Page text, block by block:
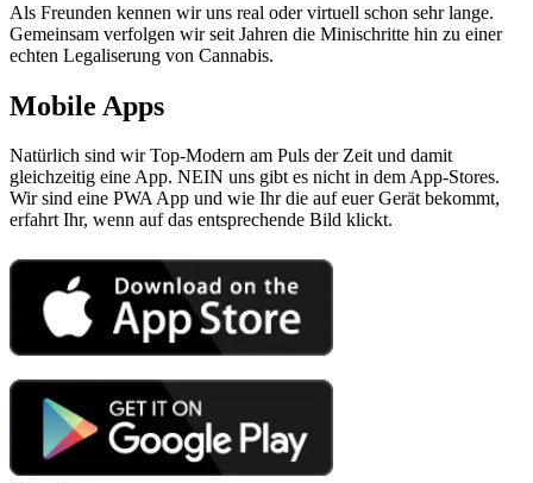
Als Freunden kennen wir uns real oder virtuell schon sehr lange.
Gemeinsam verfolgen wir seit Jahren die Minischritte hin zu einer
echten Legaliserung von Cannabis.
Mobile Apps
Natürlich sind wir Top-Modern am Puls der Zeit und damit
gleichzeitig eine App. NEIN uns gibt es nicht in dem App-Stores.
Wir sind eine PWA App und wie Ihr die auf euer Gerät bekommt,
erfahrt Ihr, wenn auf das entsprechende Bild klickt.